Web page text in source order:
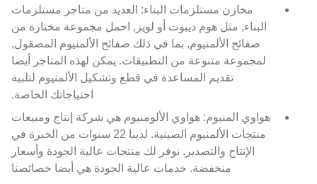
مخازن مستلزمات البناء: العديد من متاجر مستلزمات
البناء, مثل هوم ديبوت أو لويز, احمل مجموعة مختارة من
صفائح الألمنيوم, بما في ذلك صفائح الألمنيوم المصقول,
لمجموعة متنوعة من التطبيقات. يمكن لهذه المتاجر أيضا
تقديم المساعدة في قطع وتشكيل الألمنيوم لتلبية
احتياجاتك الخاصة.
هواوي المنيوم: هواوي الألومنيوم هي شركة إنتاج ومبيعات
منتجات الألمنيوم الصينية. لدينا 22 سنوات من الخبرة في
الإنتاج والتصدير. نوفر لك منتجات عالية الجودة وأسعار
منخفضة. خدمات عالية الجودة هي أيضا خصائصنا